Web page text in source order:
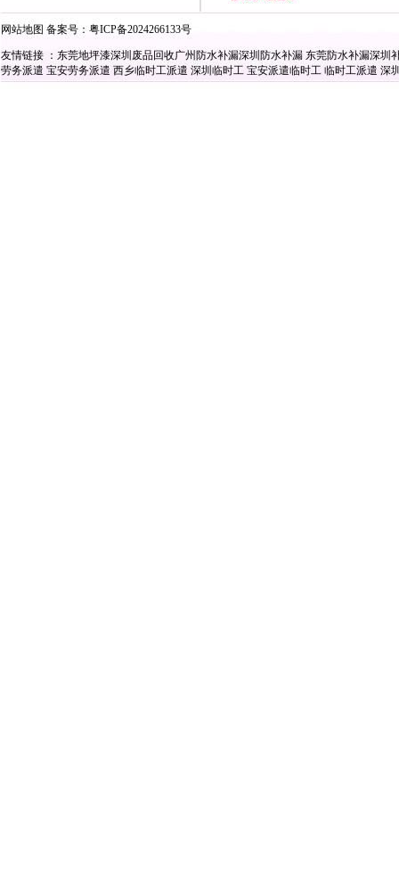
网站地图 备案号： 粤ICP备2024266133号
友情链接 ： 东莞地坪漆深圳废品回收广州防水补漏深圳防水补漏 东莞防水补漏深圳
劳务派遣 宝安劳务派遣 西乡临时工派遣 深圳临时工 宝安派遣临时工 临时工派遣 深